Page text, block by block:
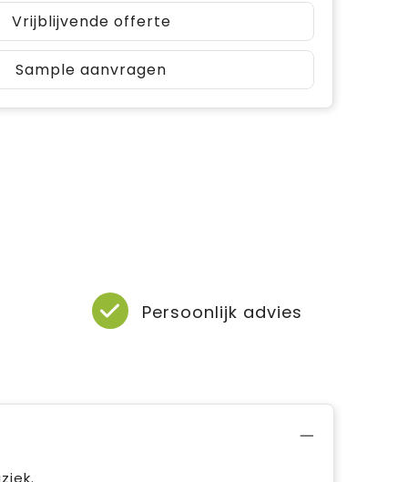
Vrijblijvende offerte
Sample aanvragen
Persoonlijk advies